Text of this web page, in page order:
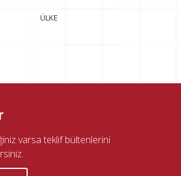
ÜLKE
varsa teklif bültenlerini